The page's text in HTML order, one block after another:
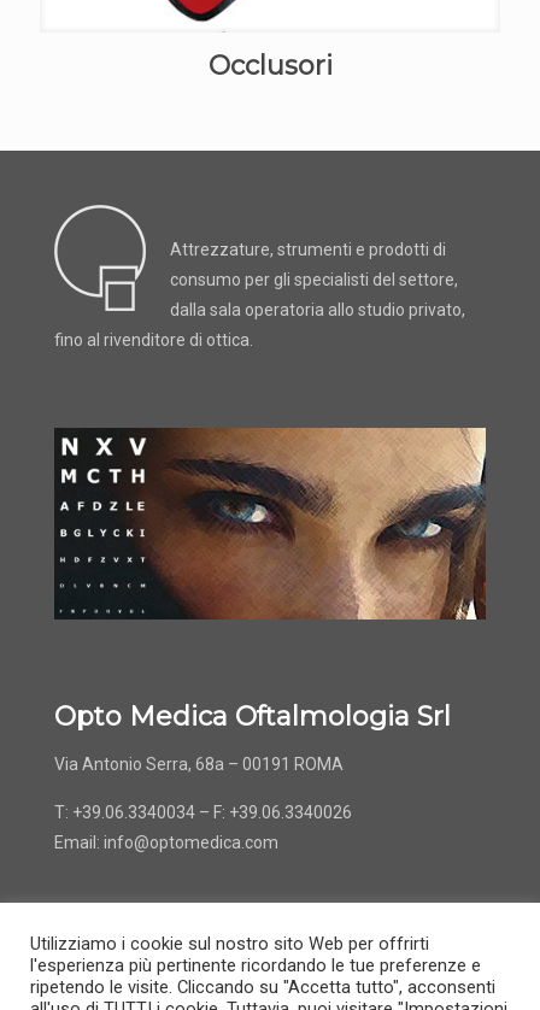
Occlusori
Attrezzature, strumenti e prodotti di
consumo per gli specialisti del settore,
dalla sala operatoria allo studio privato,
fino al rivenditore di ottica.
Opto Medica Oftalmologia Srl
Via Antonio Serra, 68a – 00191 ROMA
T: +39.06.3340034 – F: +39.06.3340026
Email: info@optomedica.com
Utilizziamo i cookie sul nostro sito Web per offrirti
l'esperienza più pertinente ricordando le tue preferenze e
ripetendo le visite. Cliccando su "Accetta tutto", acconsenti